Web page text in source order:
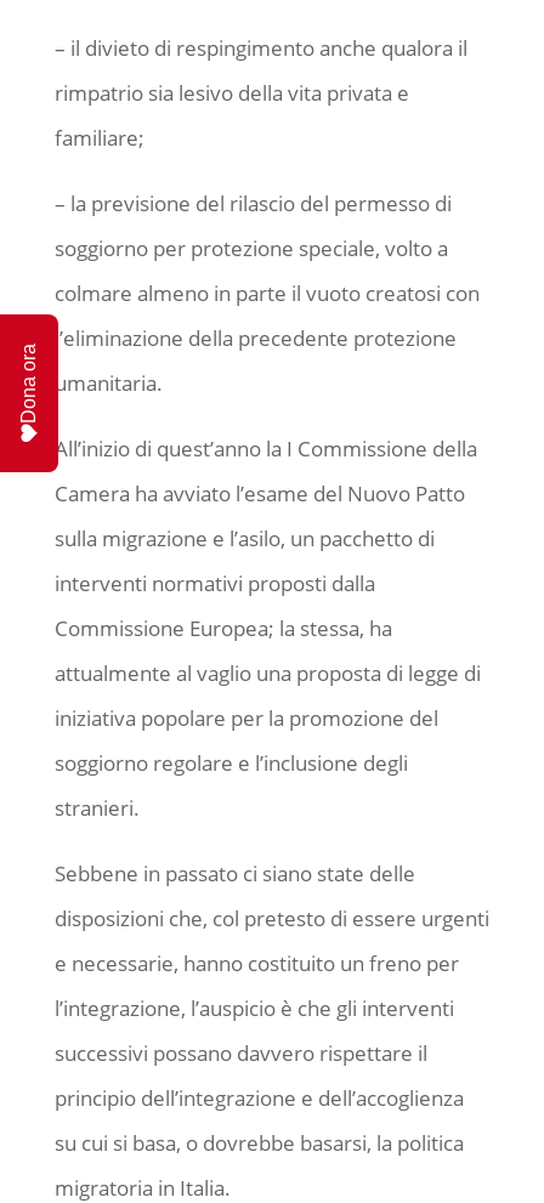
– il divieto di respingimento anche qualora il
rimpatrio sia lesivo della vita privata e
familiare;
– la previsione del rilascio del permesso di
soggiorno per protezione speciale, volto a
colmare almeno in parte il vuoto creatosi con
l’eliminazione della precedente protezione
umanitaria.
All’inizio di quest’anno la I Commissione della
Camera ha avviato l’esame del Nuovo Patto
sulla migrazione e l’asilo, un pacchetto di
interventi normativi proposti dalla
Commissione Europea; la stessa, ha
attualmente al vaglio una proposta di legge di
iniziativa popolare per la promozione del
soggiorno regolare e l’inclusione degli
stranieri.
Sebbene in passato ci siano state delle
disposizioni che, col pretesto di essere urgenti
e necessarie, hanno costituito un freno per
l’integrazione, l’auspicio è che gli interventi
successivi possano davvero rispettare il
principio dell’integrazione e dell’accoglienza
su cui si basa, o dovrebbe basarsi, la politica
migratoria in Italia.
Dona ora